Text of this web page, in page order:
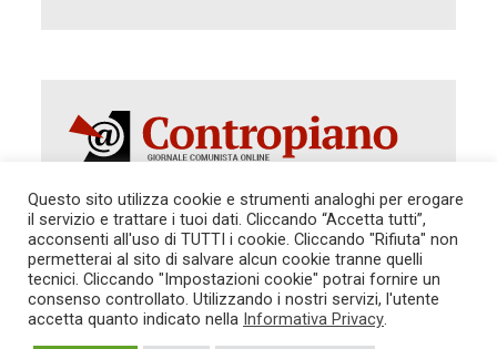
Autorizzazione del Tribunale di Roma 286 del 31
dicembre 2014. Direttore Responsabile: Sergio
Cararo. Indirizzo: V.Casalbruciato 27- sc. B - 00159
Roma -
Tel. 06.640.122.19 -redazione@contropiano.org
Questo sito utilizza cookie e strumenti analoghi per erogare
il servizio e trattare i tuoi dati. Cliccando “Accetta tutti”,
acconsenti all'uso di TUTTI i cookie. Cliccando "Rifiuta" non
permetterai al sito di salvare alcun cookie tranne quelli
tecnici. Cliccando "Impostazioni cookie" potrai fornire un
consenso controllato. Utilizzando i nostri servizi, l'utente
accetta quanto indicato nella Informativa Privacy.